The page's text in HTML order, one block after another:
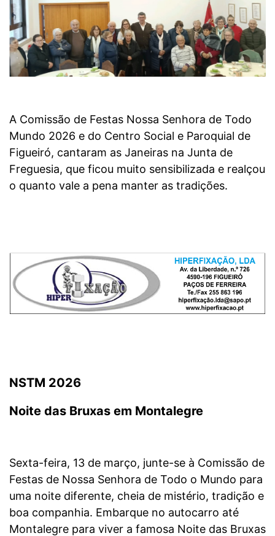
A Comissão de Festas Nossa Senhora de Todo
Mundo 2026 e do Centro Social e Paroquial de
Figueiró, cantaram as Janeiras na Junta de
Freguesia, que ficou muito sensibilizada e realçou
o quanto vale a pena manter as tradições.
NSTM 2026
Noite das Bruxas em Montalegre
Sexta-feira, 13 de março, junte-se à Comissão de
Festas de Nossa Senhora de Todo o Mundo para
uma noite diferente, cheia de mistério, tradição e
boa companhia. Embarque no autocarro até
Montalegre para viver a famosa Noite das Bruxas